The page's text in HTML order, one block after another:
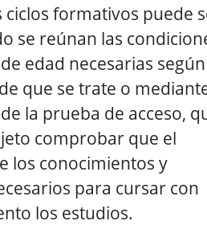
ciclos formativos puede
se reúnan las
edad necesarias
que se trate o
la prueba de acceso,
comprobar que el
los conocimientos y
para cursar con
los estudios.